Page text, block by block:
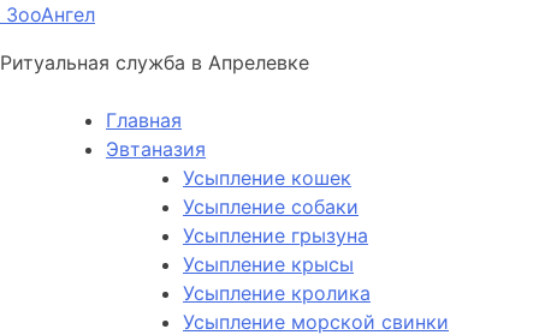
ЗооАнгел
Ритуальная служба в Апрелевке
Главная
Эвтаназия
Усыпление кошек
Усыпление собаки
Усыпление грызуна
Усыпление крысы
Усыпление кролика
Усыпление морской свинки